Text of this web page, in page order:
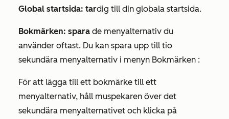
Global startsida: tardig till din globala startsida.
Bokmärken: spara de menyalternativ du
använder oftast. Du kan spara upp till tio
sekundära menyalternativ i menyn Bokmärken :
För att lägga till ett bokmärke till ett
menyalternativ, håll muspekaren över det
sekundära menyalternativet och klicka på